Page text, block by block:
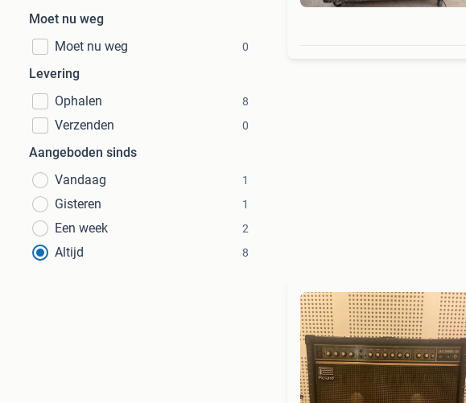
Moet nu weg
Moet nu weg
0
Levering
Ophalen
8
Verzenden 0
Aangeboden sinds
Vandaag
1
Gisteren 1
Een week 2
Altijd 8